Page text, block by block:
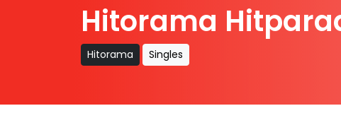
Hitorama
Hitorama Singles